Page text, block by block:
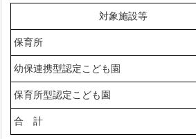
対象施設等
保育所
幼保連携型認定こども園
保育所型認定こども園
合 計